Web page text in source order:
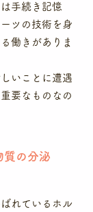
手続き記憶
ツの技術を身
働きがありま
いことに遭遇
要なものなの
質の分泌
れているホル